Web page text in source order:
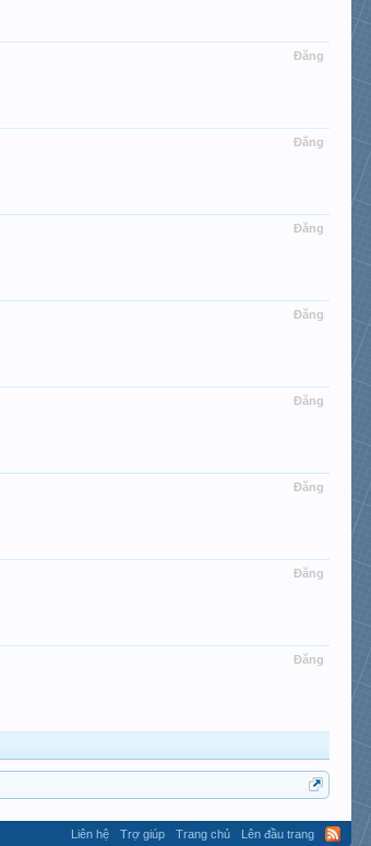
Đăng
Đăng
Đăng
Đăng
Đăng
Đăng
Đăng
Đăng
Liên hệ Trợ giúp Trang chủ Lên đầu trang